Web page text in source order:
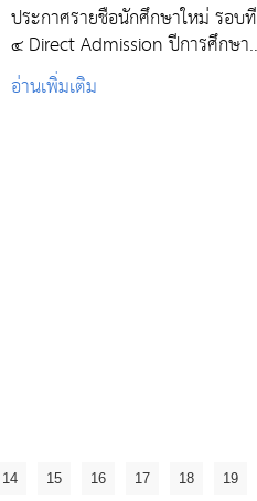
ประกาศรายชื่อนักศึกษาใหม่ รอบที่
๔ Direct Admission ปีการศึกษา
๒๕๖๕
อ่านเพิ่มเติม
14 15 16 17 18 19